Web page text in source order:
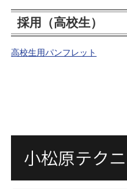
採用（高校生）
高校生用パンフレット